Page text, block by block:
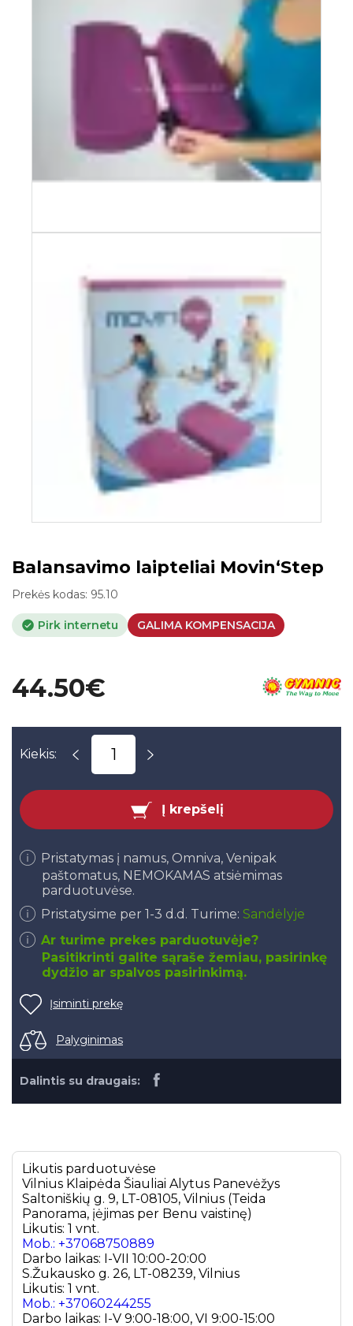
Balansavimo laipteliai Movin‘Step
Prekės kodas: 95.10
Pirk internetu GALIMA KOMPENSACIJA
44.50€
Kiekis:
Į krepšelį
Pristatymas į namus, Omniva, Venipak
paštomatus, NEMOKAMAS atsiėmimas
parduotuvėse.
Pristatysime per 1-3 d.d. Turime: Sandėlyje
Ar turime prekes parduotuvėje?
Pasitikrinti galite sąraše žemiau, pasirinkę
dydžio ar spalvos pasirinkimą.
Įsiminti prekę
Palyginimas
Dalintis su draugais:
Likutis parduotuvėse
Vilnius Klaipėda Šiauliai Alytus Panevėžys
Saltoniškių g. 9, LT-08105, Vilnius (Teida
Panorama, įėjimas per Benu vaistinę)
Likutis: 1 vnt.
Mob.: +37068750889
Darbo laikas: I-VII 10:00-20:00
S.Žukausko g. 26, LT-08239, Vilnius
Likutis: 1 vnt.
Mob.: +37060244255
Darbo laikas: I-V 9:00-18:00, VI 9:00-15:00